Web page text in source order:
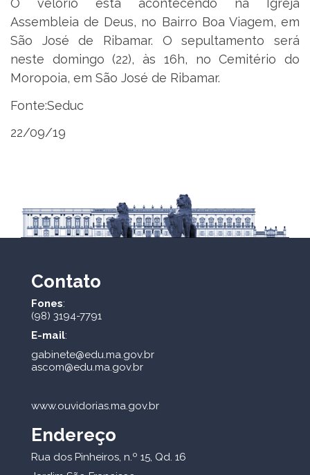
O velório está acontecendo na Igreja
Assembleia de Deus, no Bairro Boa Viagem, em
São José de Ribamar. O sepultamento será
neste domingo (22), às 16h, no Cemitério do
Moropoia, em São José de Ribamar.
Fonte:Seduc
22/09/19
Contato
Fones:
(98) 3194-7791
E-mail:
gabinete@edu.ma.gov.br
ascom@edu.ma.gov.br
www.ouvidorias.ma.gov.br
Endereço
Rua dos Pinheiros, n.º 15, Qd. 16